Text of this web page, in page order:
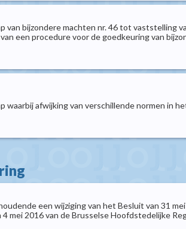
van bijzondere machten nr. 46 tot
een procedure voor de goedkeuring van
waarbij afwijking van verschillende normen
een wijziging van het Besluit van 31
mei 2016 van de Brusselse Hoofdstedelijke